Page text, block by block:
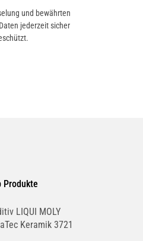
und bewährten
jederzeit sicher
Produkte
LIQUI MOLY
Keramik 3721